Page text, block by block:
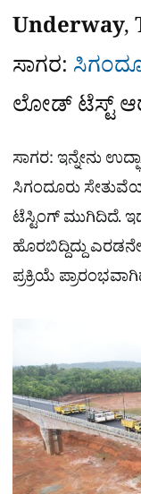
Underway,
ಸಾಗರ:
ಲೋಡ್‌ ಟೆಸ್ಟ್‌
ಸಾಗರ: ಇನ್ನೇನು
ಸಿಗಂದೂರು
ಟೆಸ್ಟಿಂಗ್ ಮುಗಿದಿದೆ.
ಹೊರಬಿದ್ದಿದ್ದು
ಪ್ರಕ್ರಿಯೆ